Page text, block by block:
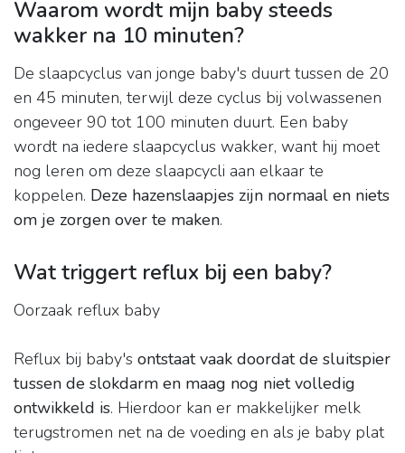
Waarom wordt mijn baby steeds
wakker na 10 minuten?
De slaapcyclus van jonge baby's duurt tussen de 20
en 45 minuten, terwijl deze cyclus bij volwassenen
ongeveer 90 tot 100 minuten duurt. Een baby
wordt na iedere slaapcyclus wakker, want hij moet
nog leren om deze slaapcycli aan elkaar te
koppelen. Deze hazenslaapjes zijn normaal en niets
om je zorgen over te maken.
Wat triggert reflux bij een baby?
Oorzaak reflux baby
Reflux bij baby's ontstaat vaak doordat de sluitspier
tussen de slokdarm en maag nog niet volledig
ontwikkeld is. Hierdoor kan er makkelijker melk
terugstromen net na de voeding en als je baby plat